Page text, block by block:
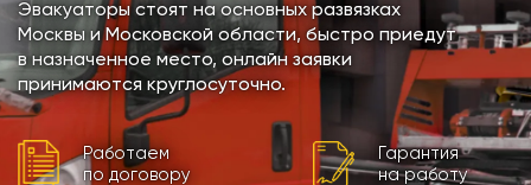
Эвакуаторы стоят на основных развязках
Москвы и Московской области, быстро приедут
в назначенное место, онлайн заявки
принимаются круглосуточно.
Работаем
по договору
Гарантия
на работу